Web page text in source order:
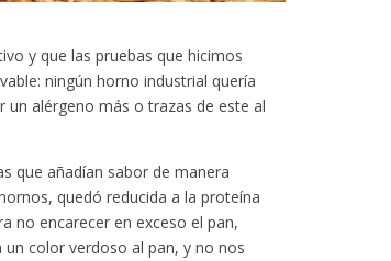
y que las pruebas que hicimos
ningún horno industrial quería
un alérgeno más o trazas de este al
que añadían sabor de manera
quedó reducida a la proteína
no encarecer en exceso el pan,
color verdoso al pan, y no nos